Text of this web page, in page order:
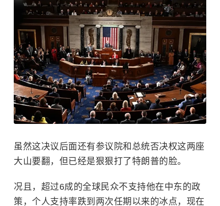
虽然这决议后面还有参议院和总统否决权这两座
大山要翻，但已经是狠狠打了特朗普的脸。
况且，超过6成的全球民众不支持他在中东的政
策，个人支持率跌到两次任期以来的冰点，现在